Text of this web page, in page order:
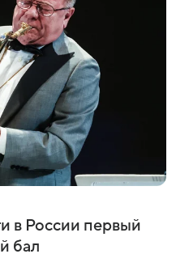
в России первый
бал